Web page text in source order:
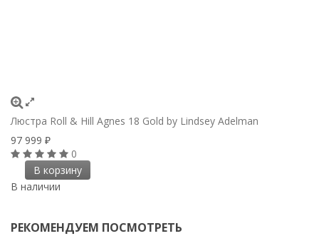
Люстра Roll & Hill Agnes 18 Gold by Lindsey Adelman
97 999 ₽
0
В корзину
В наличии
РЕКОМЕНДУЕМ ПОСМОТРЕТЬ